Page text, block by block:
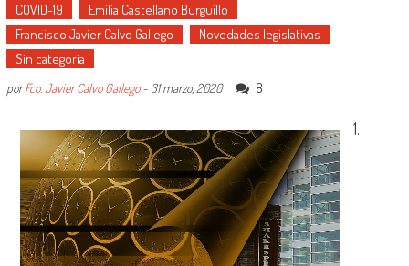
COVID-19
Emilia Castellano Burguillo
Francisco Javier Calvo Gallego
Novedades legislativas
Sin categoría
porFco. Javier Calvo Gallego- 31 marzo, 2020 8
1.